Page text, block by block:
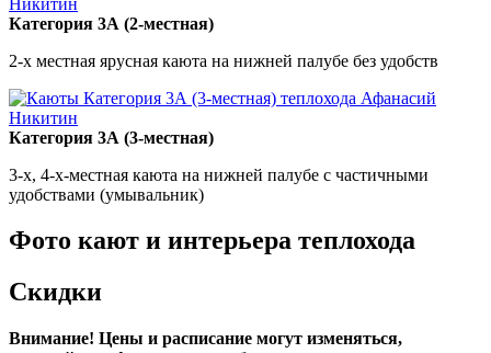
Категория 3А (2-местная)
2-х местная ярусная каюта на нижней палубе без удобств
Категория 3А (3-местная)
3-х, 4-х-местная каюта на нижней палубе с частичными
удобствами (умывальник)
Фото кают и интерьера теплохода
Скидки
Внимание! Цены и расписание могут изменяться,